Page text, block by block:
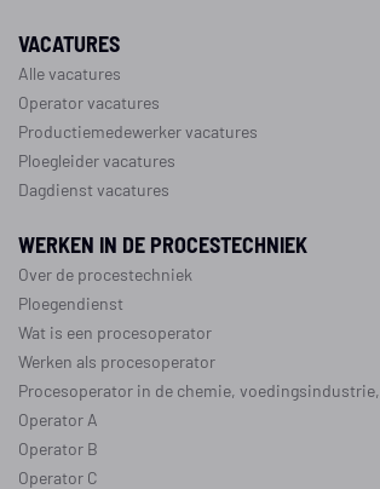
VACATURES
Alle vacatures
Operator vacatures
Productiemedewerker vacatures
Ploegleider vacatures
Dagdienst vacatures
WERKEN IN DE PROCESTECHNIEK
Over de procestechniek
Ploegendienst
Wat is een procesoperator
Werken als procesoperator
Procesoperator in de chemie, voedingsindustrie,
Operator A
Operator B
Operator C